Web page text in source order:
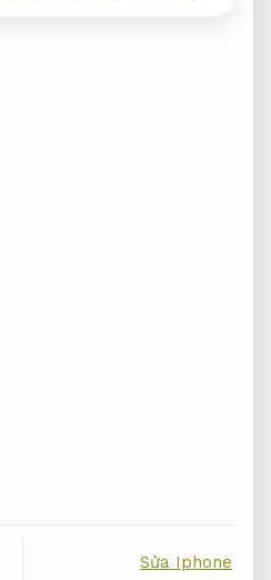
Sửa Iphone